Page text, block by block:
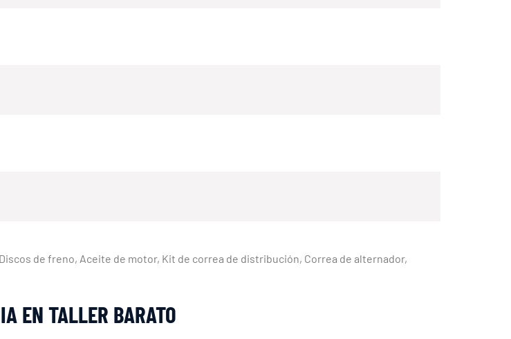
de freno, Aceite de motor, Kit de correa de distribución, Correa de alternador,
EN TALLER BARATO